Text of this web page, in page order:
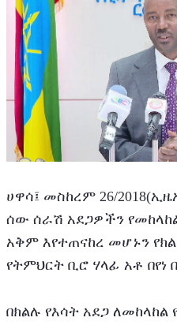
ሀዋሳ፤ መስከረም 26/
ሰው ሰራሽ አደጋዎችን
አቅም እየተጠናከረ መሆኑን
የትምህርት ቢሮ ሃላፊ አቶ በየነ
በክልሉ የእሳት አደጋ